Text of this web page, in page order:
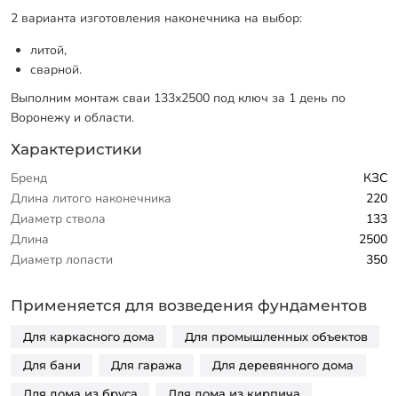
2 варианта изготовления наконечника на выбор:
литой,
сварной.
Выполним монтаж сваи 133х2500 под ключ за 1 день по
Воронежу и области.
Характеристики
Бренд
КЗС
Длина литого наконечника
220
Диаметр ствола
133
Длина
2500
Диаметр лопасти
350
Применяется для возведения фундаментов
Для каркасного дома Для промышленных объектов
Для бани Для гаража Для деревянного дома